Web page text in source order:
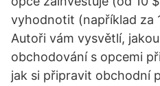
vyhodnotit (například za
Autoři vám vysvětlí,
obchodování s opcemi
jak si připravit obchodní